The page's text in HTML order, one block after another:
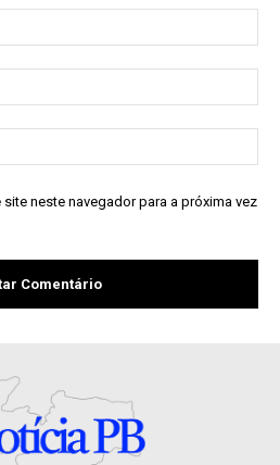
site neste navegador para a próxima vez